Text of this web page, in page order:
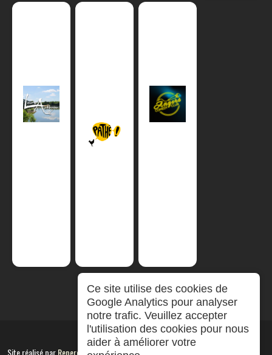
Site réalisé parRepereCom
Ce site utilise des cookies de
Google Analytics pour analyser
notre trafic. Veuillez accepter
l'utilisation des cookies pour nous
aider à améliorer votre